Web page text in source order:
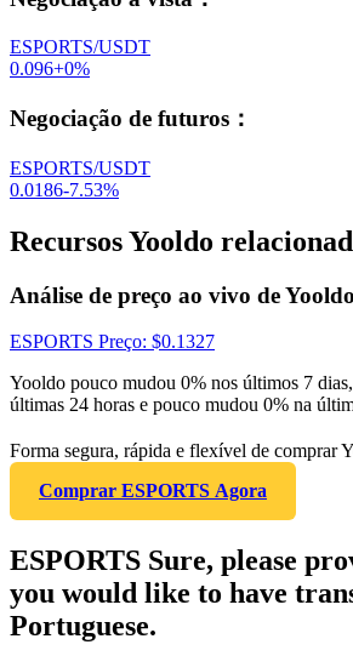
ESPORTS/USDT
0.096+0%
Negociação de futuros ：
ESPORTS/USDT
0.0186-7.53%
Recursos Yooldo
Análise de preço ao vivo de
ESPORTS Preço: $0.1327
Yooldo pouco mudou 0% nos últimos 7
últimas 24 horas e pouco mudou 0% na
Forma segura, rápida e flexível de comprar
Comprar ESPORTS Agora
ESPORTS Sure, please
you would like to have
Portuguese.